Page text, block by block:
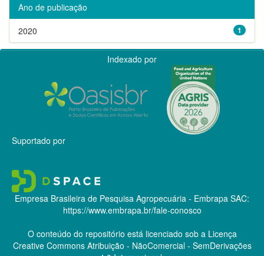
Ano de publicação
1
2020
Indexado por
Suportado por
Empresa Brasileira de Pesquisa Agropecuária - Embrapa SAC:
https://www.embrapa.br/fale-conosco
O conteúdo do repositório está licenciado sob a Licença
Creative CommonsAtribuição - NãoComercial - SemDerivações